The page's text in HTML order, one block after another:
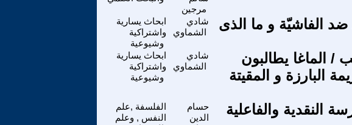
مرجين
ابحاث يسارية
واشتراكية
وشيوعية
شادي
الشماوي
الفاشيّة و ما الذى
ابحاث يسارية
واشتراكية
وشيوعية
شادي
الشماوي
127 : فاشيّو ترامب / الماغا يطالبون
البارزة و المقيتة
الفلسفة ,علم
النفس , وعلم
حسام
الدين
النقدية والفاعلية